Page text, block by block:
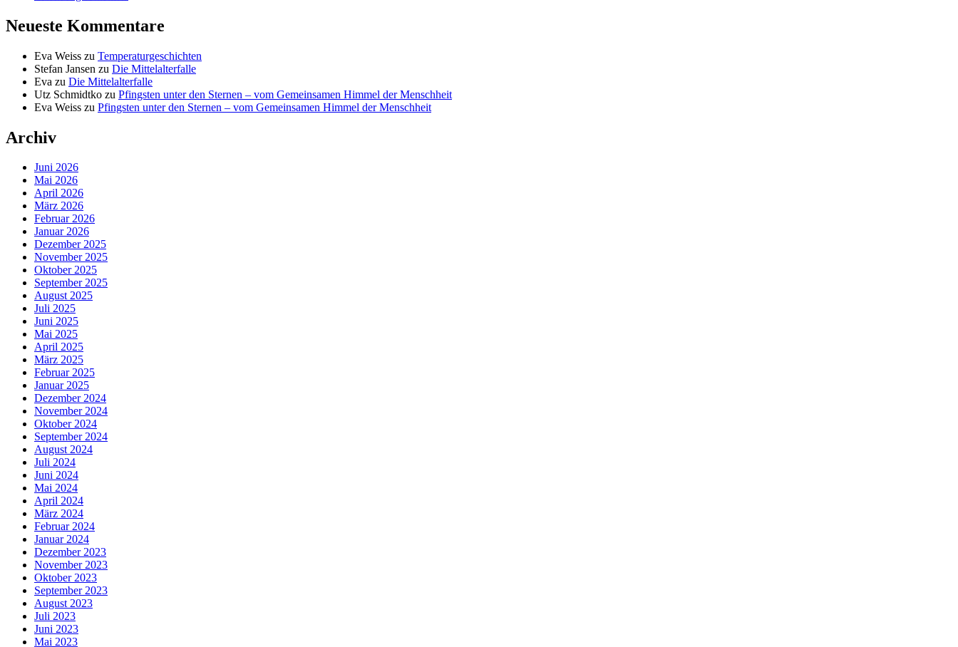
Neueste Kommentare
Eva Weiss zu Temperaturgeschichten
Stefan Jansen zu Die Mittelalterfalle
Eva zu Die Mittelalterfalle
Utz Schmidtko zu Pfingsten unter den Sternen – vom Gemeinsamen Himmel der Menschheit
Eva Weiss zu Pfingsten unter den Sternen – vom Gemeinsamen Himmel der Menschheit
Archiv
Juni 2026
Mai 2026
April 2026
März 2026
Februar 2026
Januar 2026
Dezember 2025
November 2025
Oktober 2025
September 2025
August 2025
Juli 2025
Juni 2025
Mai 2025
April 2025
März 2025
Februar 2025
Januar 2025
Dezember 2024
November 2024
Oktober 2024
September 2024
August 2024
Juli 2024
Juni 2024
Mai 2024
April 2024
März 2024
Februar 2024
Januar 2024
Dezember 2023
November 2023
Oktober 2023
September 2023
August 2023
Juli 2023
Juni 2023
Mai 2023